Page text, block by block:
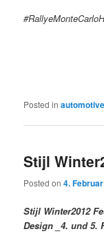
Posted in automotive
Stijl
Posted on4.
Stijl Winter2012
Design _4. und 5.